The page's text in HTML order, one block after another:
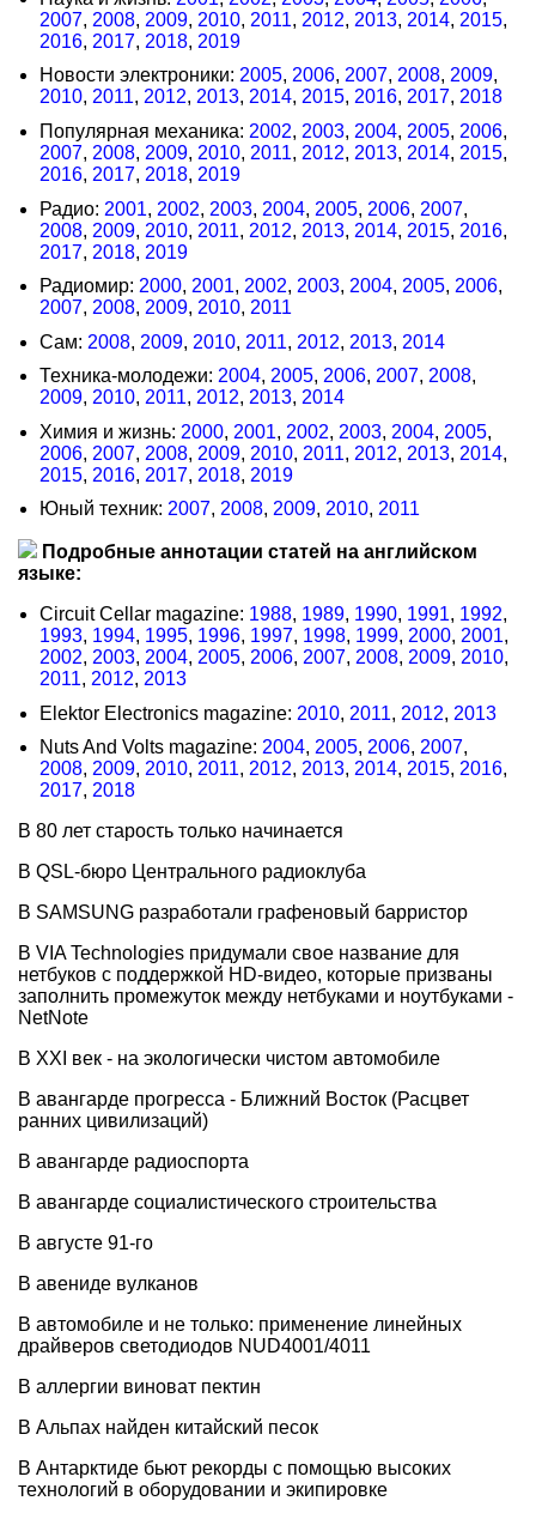
2007, 2008, 2009, 2010, 2011, 2012, 2013, 2014, 2015,
2016, 2017, 2018, 2019
Новости электроники: 2005, 2006, 2007, 2008, 2009,
2010, 2011, 2012, 2013, 2014, 2015, 2016, 2017, 2018
Популярная механика: 2002, 2003, 2004, 2005, 2006,
2007, 2008, 2009, 2010, 2011, 2012, 2013, 2014, 2015,
2016, 2017, 2018, 2019
Радио: 2001, 2002, 2003, 2004, 2005, 2006, 2007,
2008, 2009, 2010, 2011, 2012, 2013, 2014, 2015, 2016,
2017, 2018, 2019
Радиомир: 2000, 2001, 2002, 2003, 2004, 2005, 2006,
2007, 2008, 2009, 2010, 2011
Сам: 2008, 2009, 2010, 2011, 2012, 2013, 2014
Техника-молодежи: 2004, 2005, 2006, 2007, 2008,
2009, 2010, 2011, 2012, 2013, 2014
Химия и жизнь: 2000, 2001, 2002, 2003, 2004, 2005,
2006, 2007, 2008, 2009, 2010, 2011, 2012, 2013, 2014,
2015, 2016, 2017, 2018, 2019
Юный техник: 2007, 2008, 2009, 2010, 2011
Подробные аннотации статей на английском
языке:
Circuit Cellar magazine: 1988, 1989, 1990, 1991, 1992,
1993, 1994, 1995, 1996, 1997, 1998, 1999, 2000, 2001,
2002, 2003, 2004, 2005, 2006, 2007, 2008, 2009, 2010,
2011, 2012, 2013
Elektor Electronics magazine: 2010, 2011, 2012, 2013
Nuts And Volts magazine: 2004, 2005, 2006, 2007,
2008, 2009, 2010, 2011, 2012, 2013, 2014, 2015, 2016,
2017, 2018
В 80 лет старость только начинается
В QSL-бюро Центрального радиоклуба
В SAMSUNG разработали графеновый барристор
В VIA Technologies придумали свое название для
нетбуков с поддержкой HD-видео, которые призваны
заполнить промежуток между нетбуками и ноутбуками -
NetNote
В XXI век - на экологически чистом автомобиле
В авангарде прогресса - Ближний Восток (Расцвет
ранних цивилизаций)
В авангарде радиоспорта
В авангарде социалистического строительства
В августе 91-го
В авениде вулканов
В автомобиле и не только: применение линейных
драйверов светодиодов NUD4001/4011
В аллергии виноват пектин
В Альпах найден китайский песок
В Антарктиде бьют рекорды с помощью высоких
технологий в оборудовании и экипировке